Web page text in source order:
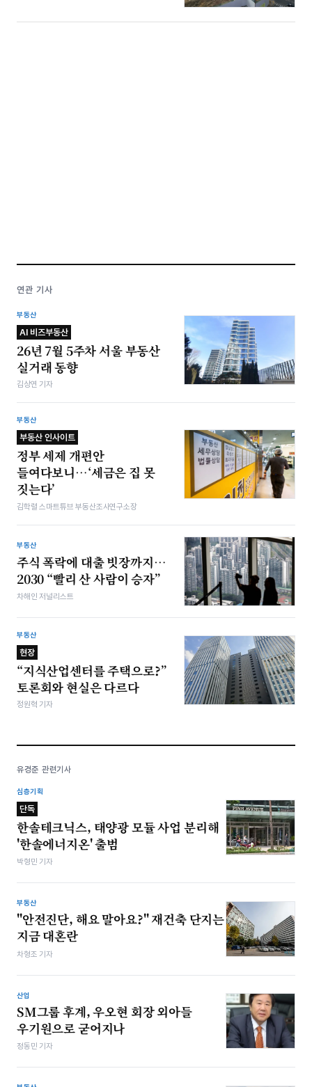
연관 기사
부동산
AI 비즈부동산
26년 7월 5주차 서울 부동산
실거래 동향
김상연 기자
부동산
부동산 인사이트
정부 세제 개편안
들여다보니…‘세금은 집 못
짓는다’
김학렬 스마트튜브 부동산조사연구소장
부동산
주식 폭락에 대출 빗장까지…
2030 “빨리 산 사람이 승자”
차해인 저널리스트
부동산
현장
“지식산업센터를 주택으로?”
토론회와 현실은 다르다
정원혁 기자
유경준 관련기사
심층기획
단독
한솔테크닉스, 태양광 모듈 사업 분리해
'한솔에너지온' 출범
박형민 기자
부동산
"안전진단, 해요 말아요?" 재건축 단지는
지금 대혼란
차형조 기자
산업
SM그룹 후계, 우오현 회장 외아들
우기원으로 굳어지나
정동민 기자